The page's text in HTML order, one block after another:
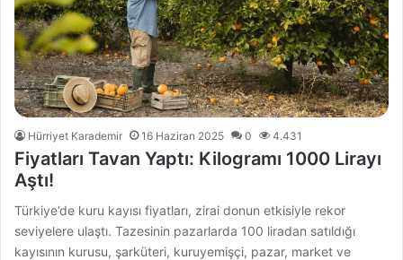
Hürriyet Karademir 16 Haziran 2025 0 4.431
Fiyatları Tavan Yaptı: Kilogramı 1000 Lirayı
Aştı!
Türkiye’de kuru kayısı fiyatları, zirai donun etkisiyle rekor
seviyelere ulaştı. Tazesinin pazarlarda 100 liradan satıldığı
kayısının kurusu, şarküteri, kuruyemişçi, pazar, market ve